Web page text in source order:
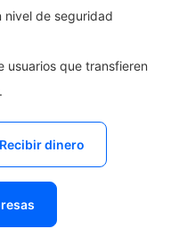
nivel de seguridad
usuarios que transfieren
Recibir dinero